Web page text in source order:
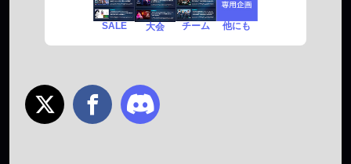
SALE 大会 チーム 他にも